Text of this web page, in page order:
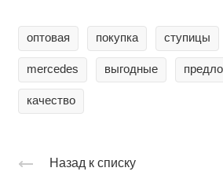
оптовая покупка ступицы
mercedes выгодные
качество
Назад к списку